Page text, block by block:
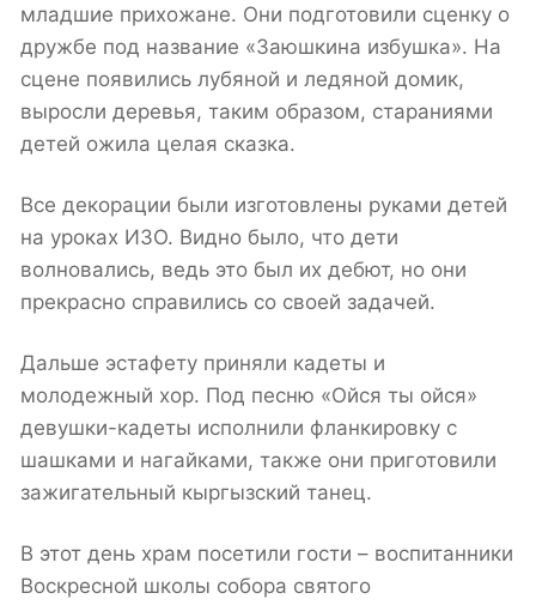
младшие прихожане. Они подготовили сценку о
дружбе под название «Заюшкина избушка». На
сцене появились лубяной и ледяной домик,
выросли деревья, таким образом, стараниями
детей ожила целая сказка.
Все декорации были изготовлены руками детей
на уроках ИЗО. Видно было, что дети
волновались, ведь это был их дебют, но они
прекрасно справились со своей задачей.
Дальше эстафету приняли кадеты и
молодежный хор. Под песню «Ойся ты ойся»
девушки-кадеты исполнили фланкировку с
шашками и нагайками, также они приготовили
зажигательный кыргызский танец.
В этот день храм посетили гости – воспитанники
Воскресной школы собора святого